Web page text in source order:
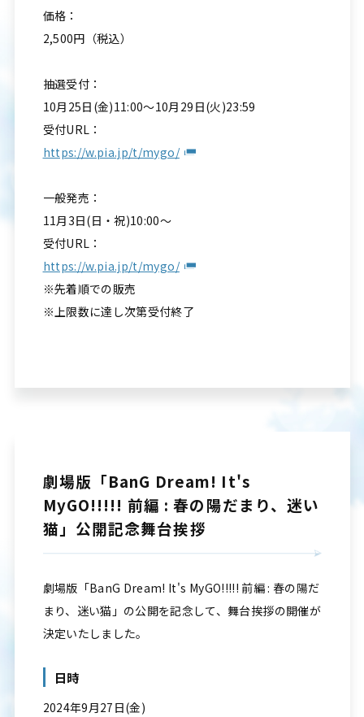
価格：
2,500円（税込）
抽選受付：
10月25日(金)11:00～10月29日(火)23:59
受付URL：
https://w.pia.jp/t/mygo/
一般発売：
11月3日(日・祝)10:00～
受付URL：
https://w.pia.jp/t/mygo/
※先着順での販売
※上限数に達し次第受付終了
劇場版「BanG Dream! It's
MyGO!!!!! 前編 : 春の陽だまり、迷い
猫」公開記念舞台挨拶
劇場版「BanG Dream! It's MyGO!!!!! 前編 : 春の陽だ
まり、迷い猫」の公開を記念して、舞台挨拶の開催が
決定いたしました。
日時
2024年9月27日(金)